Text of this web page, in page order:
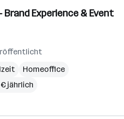
Brand Experience & Event
Homeoffice
€ jährlich